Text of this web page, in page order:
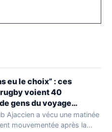
eu le choix” : ces
voient 40
gens du voyage
leur stade, ils les
moins d’1 heure
Ajaccien a vécu une matinée
mouvementée après la